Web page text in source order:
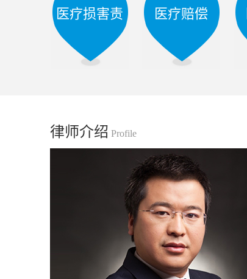
医疗损害责 医疗赔偿
律师介绍 Profile